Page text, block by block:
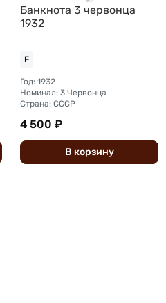
Банкнота 3 червонца
1932
F
Год: 1932
Номинал: 3 Червонца
Страна: СССР
4 500 ₽
В корзину